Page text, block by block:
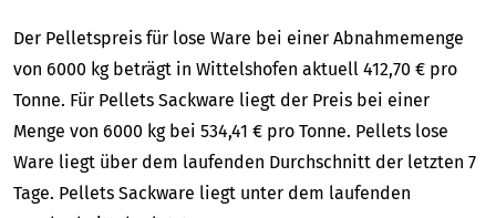
Der Pelletspreis für lose Ware bei einer Abnahmemenge
von 6000 kg beträgt in Wittelshofen aktuell 412,70 € pro
Tonne. Für Pellets Sackware liegt der Preis bei einer
Menge von 6000 kg bei 534,41 € pro Tonne. Pellets lose
Ware liegt über dem laufenden Durchschnitt der letzten 7
Tage. Pellets Sackware liegt unter dem laufenden